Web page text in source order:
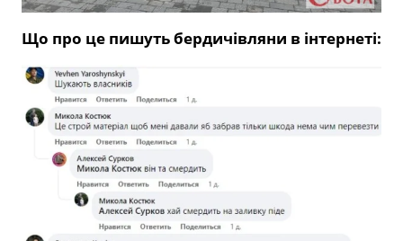
Що про це пишуть бердичівляни в інтернеті: